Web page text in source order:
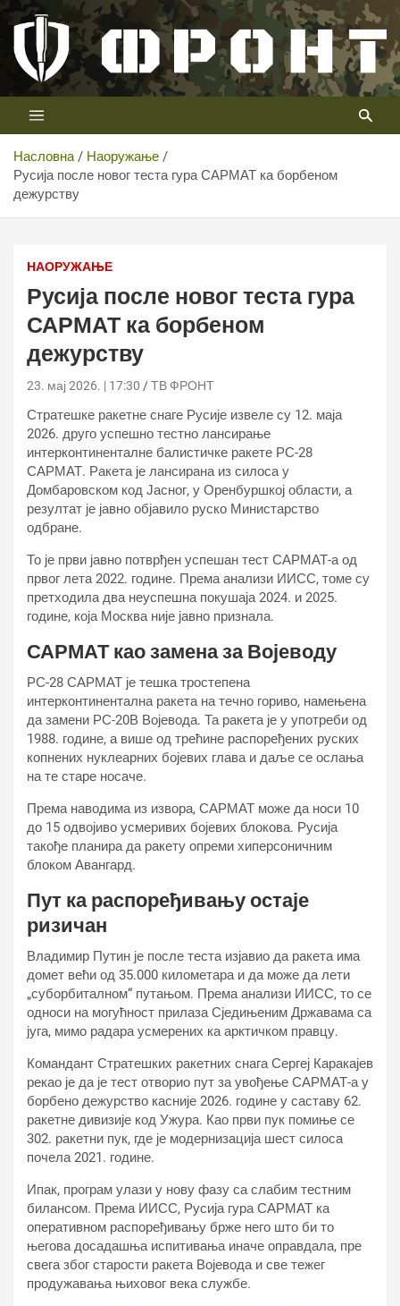
Скип
цонтент
Телевизија ФРОНТ
Први војни канал у Србији
Насловна
Наоружање
Русија после новог теста гура САРМАТ ка борбеном
дежурству
НАОРУЖАЊЕ
Русија после новог теста гура
САРМАТ ка борбеном
дежурству
23. мај 2026. | 17:30 ТВ ФРОНТ
Стратешке ракетне снаге Русије извеле су 12. маја
2026. друго успешно тестно лансирање
интерконтиненталне балистичке ракете РС-28
САРМАТ. Ракета је лансирана из силоса у
Домбаровском код Јасног, у Оренбуршкој области, а
резултат је јавно објавило руско Министарство
одбране.
То је први јавно потврђен успешан тест САРМАТ-а од
првог лета 2022. године. Према анализи ИИСС, томе су
претходила два неуспешна покушаја 2024. и 2025.
године, која Москва није јавно признала.
САРМАТ као замена за Војеводу
РС-28 САРМАТ је тешка тростепена
интерконтинентална ракета на течно гориво, намењена
да замени РС-20В Војевода. Та ракета је у употреби од
1988. године, а више од трећине распоређених руских
копнених нуклеарних бојевих глава и даље се ослања
на те старе носаче.
Према наводима из извора, САРМАТ може да носи 10
до 15 одвојиво усмеривих бојевих блокова. Русија
такође планира да ракету опреми хиперсоничним
блоком Авангард.
Пут ка распоређивању остаје
ризичан
Владимир Путин је после теста изјавио да ракета има
домет већи од 35.000 километара и да може да лети
„суборбиталном“ путањом. Према анализи ИИСС, то се
односи на могућност прилаза Сједињеним Државама са
југа, мимо радара усмерених ка арктичком правцу.
Командант Стратешких ракетних снага Сергеј Каракајев
рекао је да је тест отворио пут за увођење САРМАТ-а у
борбено дежурство касније 2026. године у саставу 62.
ракетне дивизије код Ужура. Као први пук помиње се
302. ракетни пук, где је модернизација шест силоса
почела 2021. године.
Ипак, програм улази у нову фазу са слабим тестним
билансом. Према ИИСС, Русија гура САРМАТ ка
оперативном распоређивању брже него што би то
његова досадашња испитивања иначе оправдала, пре
свега због старости ракета Војевода и све тежег
продужавања њиховог века службе.